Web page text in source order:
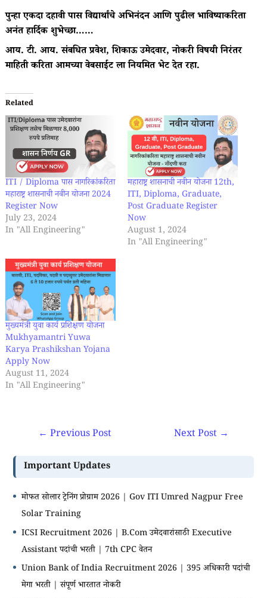
पुन्हा एकदा दहावी पास विद्यार्थांचे अभिनंदन आणि पुढील भाविष्याकरिता
अनंत हार्दिक शुभेच्छा……
आय. टी. आय. संबधित प्रवेश, शिकाऊ उमेदवार, नोकरी विषयी निरंतर
माहिती करिता आमच्या वेबसाईट ला नियमित भेट देत रहा.
Related
ITI / Diploma पास नागरिकांकरिता
महाराष्ट्र शासनाची नवीन योजना 2024
Register Now
July 23, 2024
In "All Engineering"
महाराष्ट्र शासनाची नवीन योजना 12th,
ITI, Diploma, Graduate,
Post Graduate Register
Now
August 1, 2024
In "All Engineering"
मुख्यमंत्री युवा कार्य प्रशिक्षण योजना
Mukhyamantri Yuwa
Karya Prashikshan Yojana
Apply Now
August 11, 2024
In "All Engineering"
← Previous Post Next Post →
Important Updates
मोफत सोलार ट्रेनिंग प्रोग्राम 2026 | Gov ITI Umred Nagpur Free
Solar Training
ICSI Recruitment 2026 | B.Com उमेदवारांसाठी Executive
Assistant पदांची भरती | 7th CPC वेतन
Union Bank of India Recruitment 2026 | 395 अधिकारी पदांची
मेगा भरती | संपूर्ण भारतात नोकरी